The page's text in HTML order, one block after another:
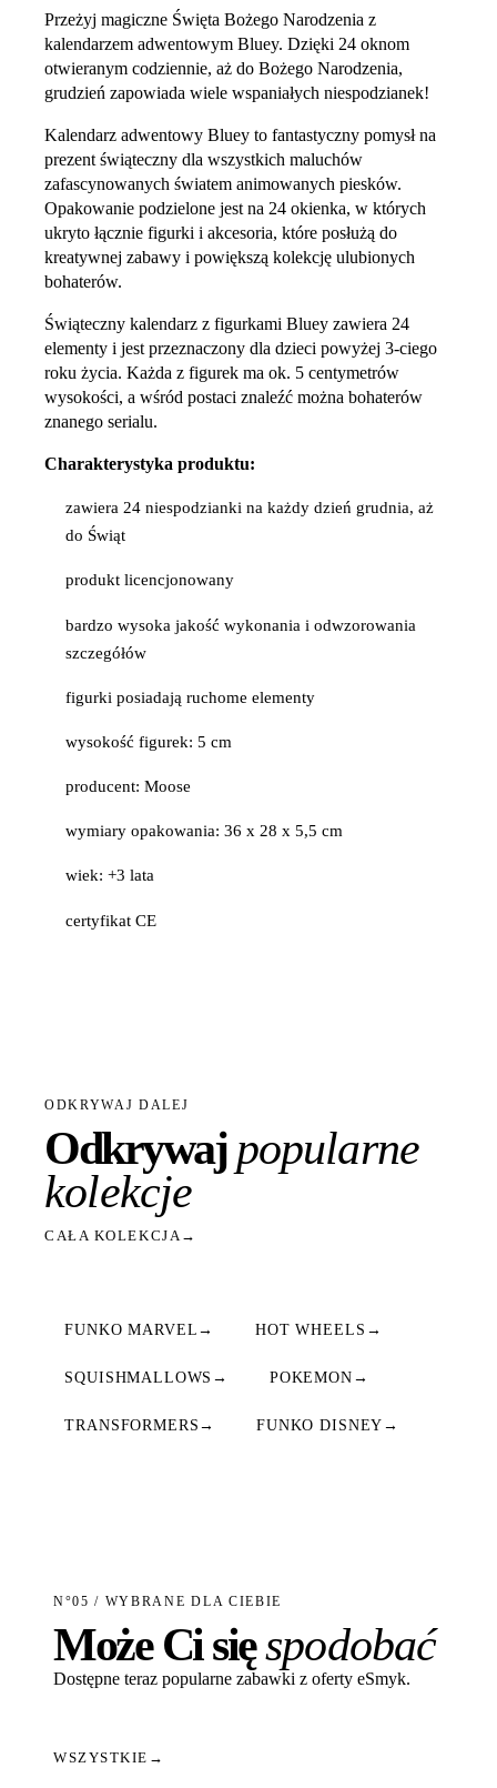
Przeżyj magiczne Święta Bożego Narodzenia z
kalendarzem adwentowym Bluey. Dzięki 24 oknom
otwieranym codziennie, aż do Bożego Narodzenia,
grudzień zapowiada wiele wspaniałych niespodzianek!
Kalendarz adwentowy Bluey to fantastyczny pomysł na
prezent świąteczny dla wszystkich maluchów
zafascynowanych światem animowanych piesków.
Opakowanie podzielone jest na 24 okienka, w których
ukryto łącznie figurki i akcesoria, które posłużą do
kreatywnej zabawy i powiększą kolekcję ulubionych
bohaterów.
Świąteczny kalendarz z figurkami Bluey zawiera 24
elementy i jest przeznaczony dla dzieci powyżej 3-ciego
roku życia. Każda z figurek ma ok. 5 centymetrów
wysokości, a wśród postaci znaleźć można bohaterów
znanego serialu.
Charakterystyka produktu:
zawiera 24 niespodzianki na każdy dzień grudnia, aż
do Świąt
produkt licencjonowany
bardzo wysoka jakość wykonania i odwzorowania
szczegółów
figurki posiadają ruchome elementy
wysokość figurek: 5 cm
producent: Moose
wymiary opakowania: 36 x 28 x 5,5 cm
wiek: +3 lata
certyfikat CE
ODKRYWAJ DALEJ
Odkrywajpopularne
kolekcje
CAŁA KOLEKCJA →
FUNKO MARVEL → HOT WHEELS →
SQUISHMALLOWS → POKEMON →
TRANSFORMERS → FUNKO DISNEY →
N°05 / WYBRANE DLA CIEBIE
Może Ci sięspodobać
Dostępne teraz popularne zabawki z oferty eSmyk.
WSZYSTKIE →